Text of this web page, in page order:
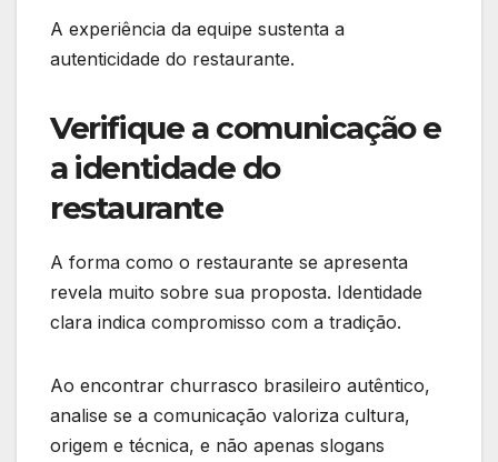
A experiência da equipe sustenta a
autenticidade do restaurante.
Verifique a comunicação e
a identidade do
restaurante
A forma como o restaurante se apresenta
revela muito sobre sua proposta. Identidade
clara indica compromisso com a tradição.
Ao encontrar churrasco brasileiro autêntico,
analise se a comunicação valoriza cultura,
origem e técnica, e não apenas slogans